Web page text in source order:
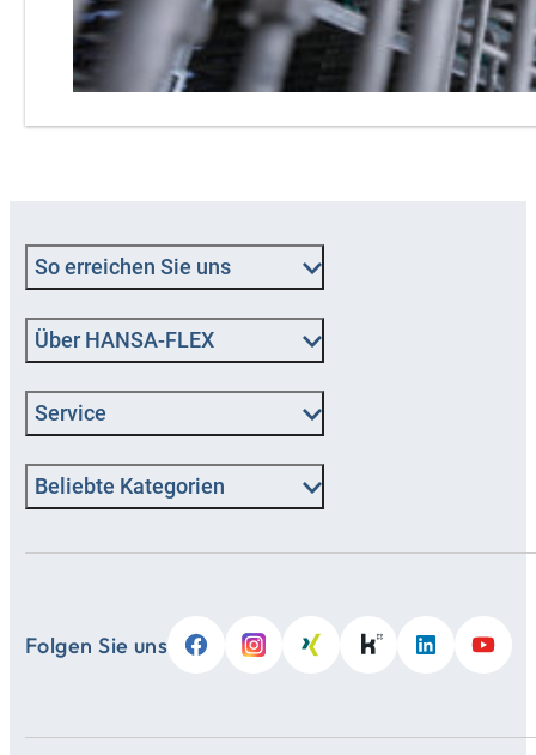
So erreichen Sie uns
Über HANSA‑FLEX
Service
Beliebte Kategorien
Folgen Sie uns